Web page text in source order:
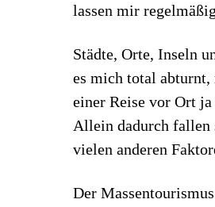
lassen mir
Städte, Orte, Inseln
es mich total abturnt,
einer Reise vor Ort
Allein dadurch fallen
vielen anderen
Der